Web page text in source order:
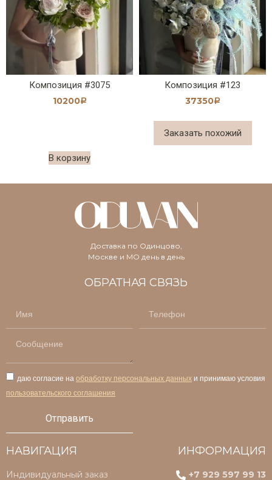
Композиция #3075
10200Р
В корзину
Композиция #123
37350Р
Заказать похожий
Доставка по Одинцово,
Москве и МО день в день
ОБРАТНАЯ СВЯЗЬ
даю согласие наобработку персональных данных и принимаю условия
пользовательского соглашения
Отправить
НАВИГАЦИЯ
Индивидуальный заказ
ИНФОРМАЦИЯ
+7 929 597 99 13